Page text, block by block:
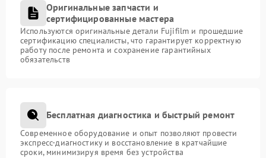
Оригинальные запчасти и
сертифицированные мастера
Используются оригинальные детали Fujifilm и прошедшие
сертификацию специалисты, что гарантирует корректную
работу после ремонта и сохранение гарантийных
обязательств
Бесплатная диагностика и быстрый ремонт
Современное оборудование и опыт позволяют провести
экспресс-диагностику и восстановление в кратчайшие
сроки, минимизируя время без устройства